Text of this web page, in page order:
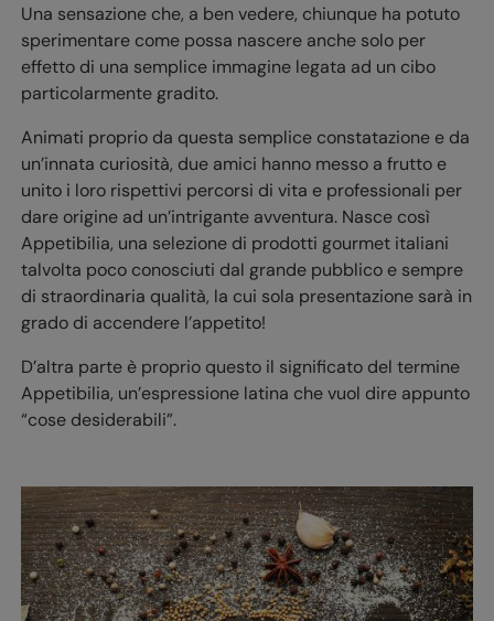
Una sensazione che, a ben vedere, chiunque ha potuto
sperimentare come possa nascere anche solo per
effetto di una semplice immagine legata ad un cibo
particolarmente gradito.
Animati proprio da questa semplice constatazione e da
un’innata curiosità, due amici hanno messo a frutto e
unito i loro rispettivi percorsi di vita e professionali per
dare origine ad un’intrigante avventura. Nasce così
Appetibilia, una selezione di prodotti gourmet italiani
talvolta poco conosciuti dal grande pubblico e sempre
di straordinaria qualità, la cui sola presentazione sarà in
grado di accendere l’appetito!
D’altra parte è proprio questo il significato del termine
Appetibilia, un’espressione latina che vuol dire appunto
“cose desiderabili”.